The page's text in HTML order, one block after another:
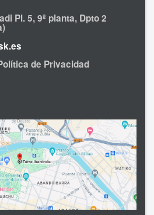
Pl. 5, 9ª planta, Dpto 2
de Privacidad